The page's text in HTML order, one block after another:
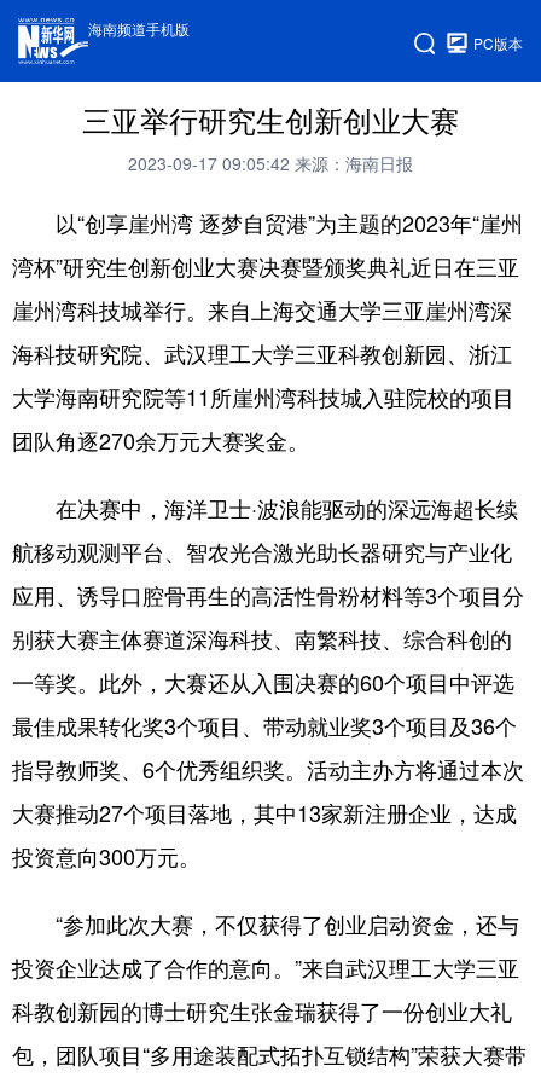
海南频道手机版
PC版本
三亚举行研究生创新创业大赛
2023-09-17 09:05:42 来源：海南日报
以“创享崖州湾 逐梦自贸港”为主题的2023年“崖州
湾杯”研究生创新创业大赛决赛暨颁奖典礼近日在三亚
崖州湾科技城举行。来自上海交通大学三亚崖州湾深
海科技研究院、武汉理工大学三亚科教创新园、浙江
大学海南研究院等11所崖州湾科技城入驻院校的项目
团队角逐270余万元大赛奖金。
在决赛中，海洋卫士·波浪能驱动的深远海超长续
航移动观测平台、智农光合激光助长器研究与产业化
应用、诱导口腔骨再生的高活性骨粉材料等3个项目分
别获大赛主体赛道深海科技、南繁科技、综合科创的
一等奖。此外，大赛还从入围决赛的60个项目中评选
最佳成果转化奖3个项目、带动就业奖3个项目及36个
指导教师奖、6个优秀组织奖。活动主办方将通过本次
大赛推动27个项目落地，其中13家新注册企业，达成
投资意向300万元。
“参加此次大赛，不仅获得了创业启动资金，还与
投资企业达成了合作的意向。”来自武汉理工大学三亚
科教创新园的博士研究生张金瑞获得了一份创业大礼
包，团队项目“多用途装配式拓扑互锁结构”荣获大赛带